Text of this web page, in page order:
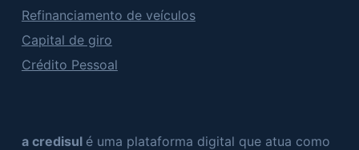
Refinanciamento de veículos
Capital de giro
Crédito Pessoal
a credisul é uma plataforma digital que atua como